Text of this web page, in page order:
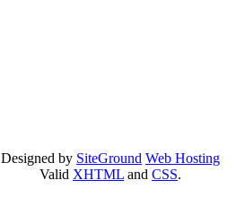
Designed by SiteGround Web Hosting
Valid XHTML and CSS.